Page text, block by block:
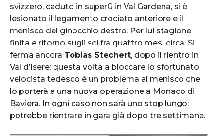
svizzero, caduto in superG in Val Gardena, si è
lesionato il legamento crociato anteriore e il
menisco del ginocchio destro. Per lui stagione
finita e ritorno sugli sci fra quattro mesi circa. Si
ferma ancora Tobias Stechert, dopo il rientro in
Val d’Isere: questa volta a bloccare lo sfortunato
velocista tedesco è un problema al menisco che
lo porterà a una nuova operazione a Monaco di
Baviera. In ogni caso non sarà uno stop lungo:
potrebbe rientrare in gara già dopo tre settimane.